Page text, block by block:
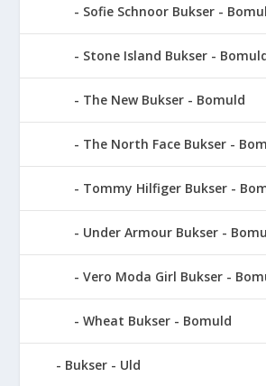
Sofie Schnoor Bukser -
Stone Island Bukser -
The New Bukser - Bomuld
The North Face Bukser -
Tommy Hilfiger Bukser -
Under Armour Bukser -
Vero Moda Girl Bukser -
Wheat Bukser - Bomuld
Bukser - Uld